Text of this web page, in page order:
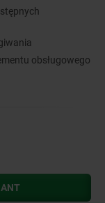
obsługowego